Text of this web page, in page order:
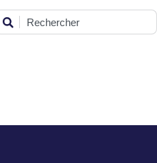
Rechercher